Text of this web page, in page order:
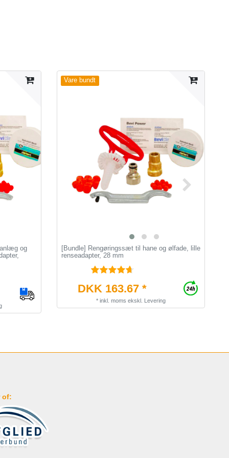
og
Vare bundt
[Bundle] Rengøringssæt til hane og ølfade, lille
renseadapter, 28 mm
DKK 163.67 *
* inkl. moms ekskl. Levering
of: